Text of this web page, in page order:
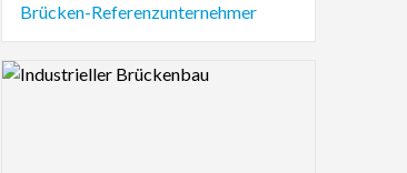
Brücken-Referenzunternehmer
Logo Preview Image